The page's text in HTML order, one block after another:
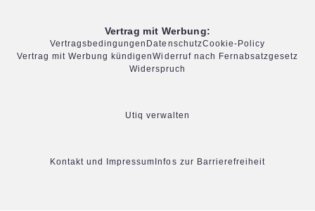
Vertrag mit Werbung:
Vertragsbedingungen DatenschutzCookie-Policy
Vertrag mit Werbung kündigenWiderruf nach Fernabsatzgesetz
Widerspruch
Utiq verwalten
Kontakt und Impressum Infos zur Barrierefreiheit